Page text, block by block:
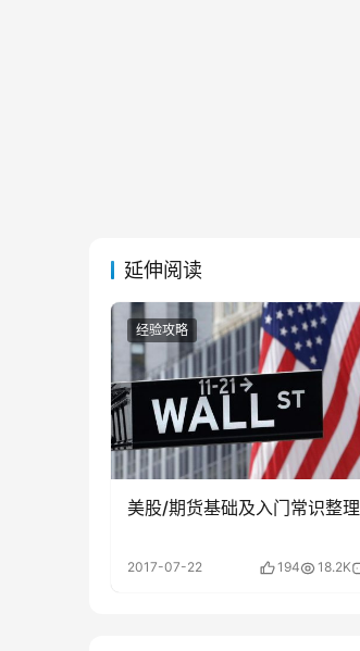
延伸阅读
经验攻略
美股/期货基础及入门常识整理
2017-07-22 194 18.2K